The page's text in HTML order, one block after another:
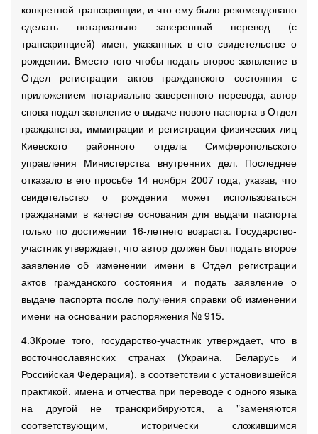
конкретной транскрипции, и что ему было рекомендовано
сделать нотариально заверенный перевод (с
транскрипцией) имен, указанных в его свидетельстве о
рождении. Вместо того чтобы подать второе заявление в
Отдел регистрации актов гражданского состояния с
приложением нотариально заверенного перевода, автор
снова подал заявление о выдаче нового паспорта в Отдел
гражданства, иммиграции и регистрации физических лиц
Киевского районного отдела Симферопольского
управления Министерства внутренних дел. Последнее
отказало в его просьбе 14 ноября 2007 года, указав, что
свидетельство о рождении может использоваться
гражданами в качестве основания для выдачи паспорта
только по достижении 16-летнего возраста. Государство-
участник утверждает, что автор должен был подать второе
заявление об изменении имени в Отдел регистрации
актов гражданского состояния и подать заявление о
выдаче паспорта после получения справки об изменении
имени на основании распоряжения № 915.
4.3Кроме того, государство-участник утверждает, что в
восточнославянских странах (Украина, Беларусь и
Российская Федерация), в соответствии с установившейся
практикой, имена и отчества при переводе с одного языка
на другой не транскрибируются, а "заменяются
соответствующим, исторически сложившимся